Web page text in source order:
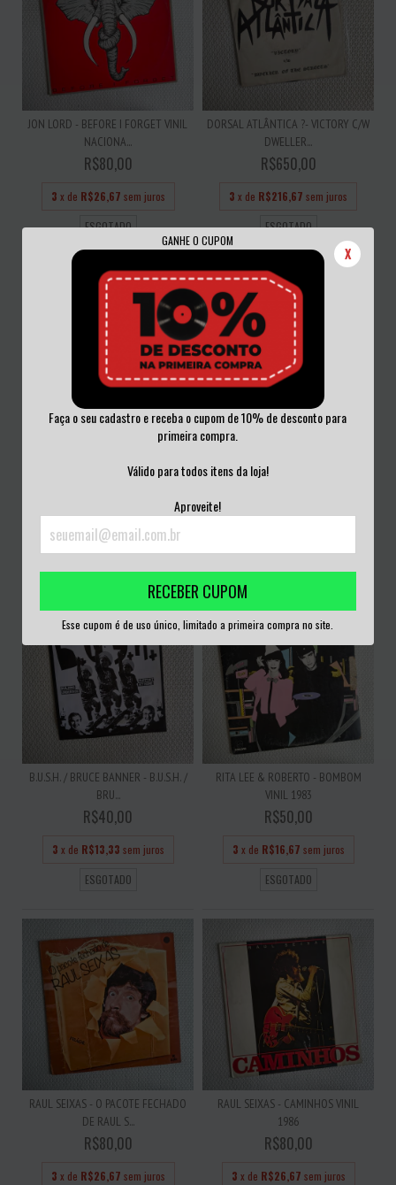
GANHE O CUPOM
X
Faça o seu cadastro e receba o cupom de 10% de desconto para
primeira compra.
Válido para todos itens da loja!
Aproveite!
RECEBER CUPOM
Esse cupom é de uso único, limitado a primeira compra no site.
JON LORD - BEFORE I FORGET VINIL
NACIONA...
R$80,00
3 x de R$26,67 sem juros
ESGOTADO
DORSAL ATLÂNTICA ?- VICTORY C/W
DWELLER...
R$650,00
3 x de R$216,67 sem juros
ESGOTADO
ESGOTADO
ESGOTADO
B.U.S.H. / BRUCE BANNER - B.U.S.H. /
BRU...
R$40,00
3 x de R$13,33 sem juros
ESGOTADO
RITA LEE & ROBERTO - BOMBOM
VINIL 1983
R$50,00
3 x de R$16,67 sem juros
ESGOTADO
RAUL SEIXAS - O PACOTE FECHADO
DE RAUL S...
R$80,00
3 x de R$26,67 sem juros
RAUL SEIXAS - CAMINHOS VINIL
1986
R$80,00
3 x de R$26,67 sem juros